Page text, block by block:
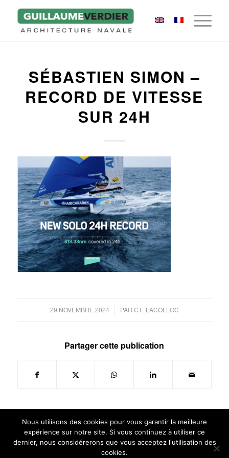
SÉBASTIEN SIMON –
RECORD DE VITESSE
SUR 24H
29 NOVEMBRE 2024
/ PAR CT_LACOLLOC
Partager cette publication
Nous utilisons des cookies pour vous garantir la meilleure
expérience sur notre site. Si vous continuez à utiliser ce
dernier, nous considérerons que vous acceptez l'utilisation des
cookies.